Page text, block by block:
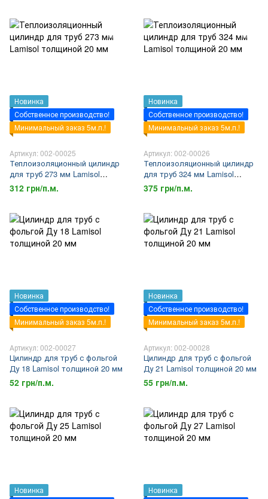
Новинка
Собственное производство!
Минимальный заказ 5м.п.!
Артикул: 002-00025
Теплоизоляционный цилиндр
для труб 273 мм Lamisol
толщиной 20 мм
312 грн/п.м.
Новинка
Собственное производство!
Минимальный заказ 5м.п.!
Артикул: 002-00026
Теплоизоляционный цилиндр
для труб 324 мм Lamisol
толщиной 20 мм
375 грн/п.м.
Новинка
Собственное производство!
Минимальный заказ 5м.п.!
Артикул: 002-00027
Цилиндр для труб с фольгой
Ду 18 Lamisol толщиной 20 мм
52 грн/п.м.
Новинка
Собственное производство!
Минимальный заказ 5м.п.!
Артикул: 002-00028
Цилиндр для труб с фольгой
Ду 21 Lamisol толщиной 20 мм
55 грн/п.м.
Новинка
Новинка